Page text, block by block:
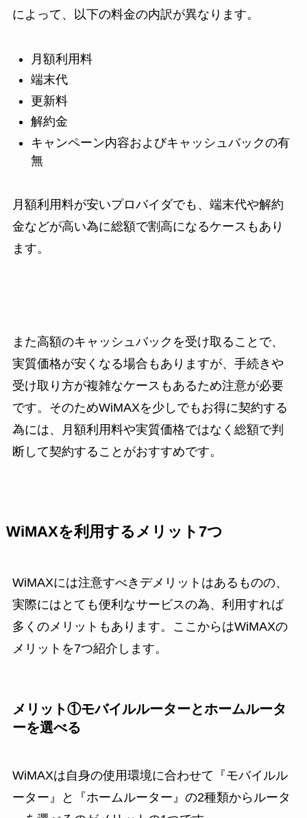
によって、以下の料金の内訳が異なります。
月額利用料
端末代
更新料
解約金
キャンペーン内容およびキャッシュバックの有
無
月額利用料が安いプロバイダでも、端末代や解約
金などが高い為に総額で割高になるケースもあり
ます。
また高額のキャッシュバックを受け取ることで、
実質価格が安くなる場合もありますが、手続きや
受け取り方が複雑なケースもあるため注意が必要
です。そのためWiMAXを少しでもお得に契約する
為には、月額利用料や実質価格ではなく総額で判
断して契約することがおすすめです。
WiMAXを利用するメリット7つ
WiMAXには注意すべきデメリットはあるものの、
実際にはとても便利なサービスの為、利用すれば
多くのメリットもあります。ここからはWiMAXの
メリットを7つ紹介します。
メリット①モバイルルーターとホームルータ
ーを選べる
WiMAXは自身の使用環境に合わせて『モバイルル
ーター』と『ホームルーター』の2種類からルータ